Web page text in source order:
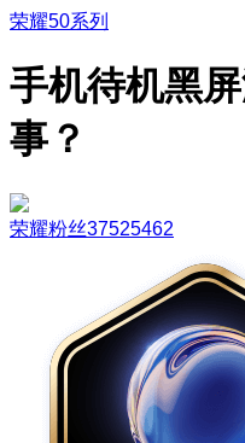
荣耀50系列
手机待机黑
事？
荣耀粉丝37525462